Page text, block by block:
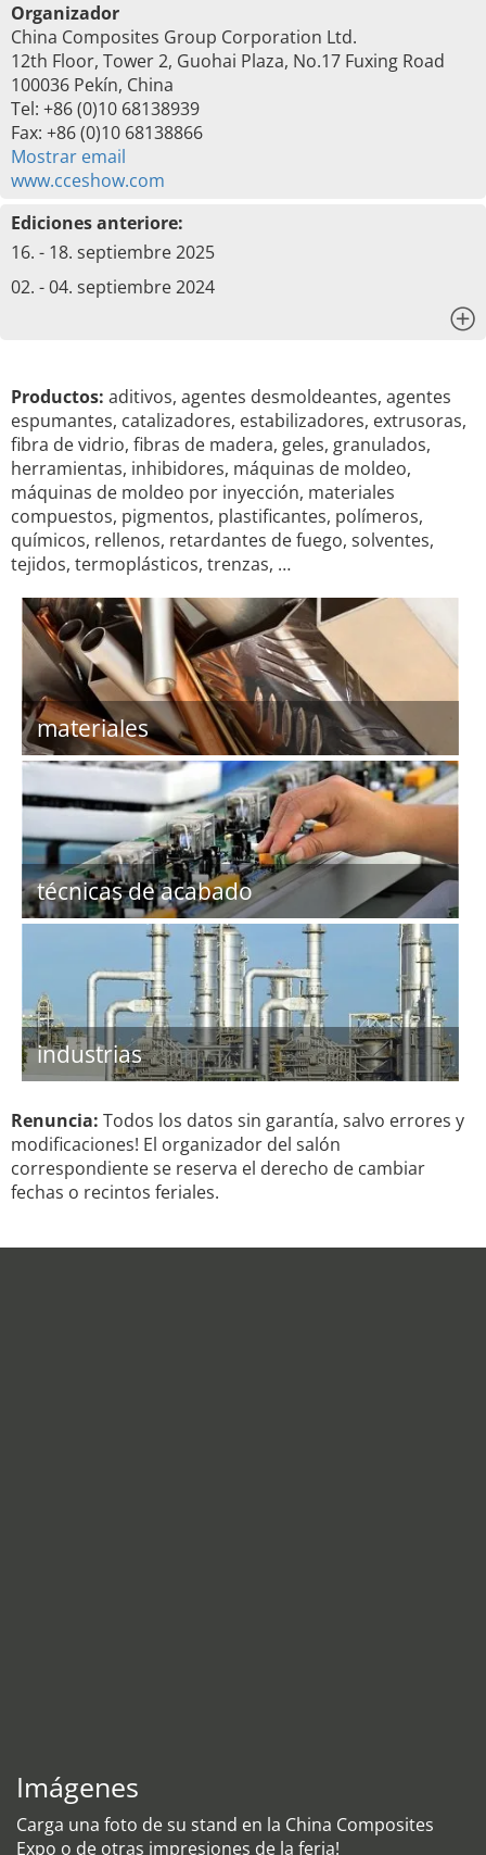
Organizador
China Composites Group Corporation Ltd.
12th Floor, Tower 2, Guohai Plaza, No.17 Fuxing Road
100036 Pekín, China
Tel: +86 (0)10 68138939
Fax: +86 (0)10 68138866
Mostrar email
www.cceshow.com
Ediciones anteriore:
16. - 18. septiembre 2025
02. - 04. septiembre 2024
Productos: aditivos, agentes desmoldeantes, agentes
espumantes, catalizadores, estabilizadores, extrusoras,
fibra de vidrio, fibras de madera, geles, granulados,
herramientas, inhibidores, máquinas de moldeo,
máquinas de moldeo por inyección, materiales
compuestos, pigmentos, plastificantes, polímeros,
químicos, rellenos, retardantes de fuego, solventes,
tejidos, termoplásticos, trenzas, …
materiales
técnicas de acabado
industrias
Renuncia: Todos los datos sin garantía, salvo errores y
modificaciones! El organizador del salón
correspondiente se reserva el derecho de cambiar
fechas o recintos feriales.
Imágenes
Carga una foto de su stand en la China Composites
Expo o de otras impresiones de la feria!